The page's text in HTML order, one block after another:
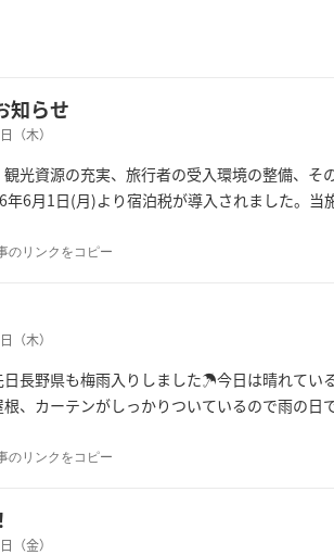
知らせ
（木）
光資源の充実、旅行者の受入環境の整備、
年6月1日(月)より宿泊税が導入されました。
のリンクをコピー
（木）
日長野県も梅雨入りしました☂今日は晴れてい
、カーテンがしっかりついているので雨の
のリンクをコピー
（金）